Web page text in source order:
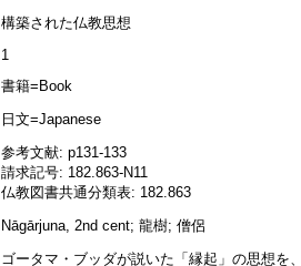
構築された仏教思想
1
書籍=Book
日文=Japanese
参考文献: p131-133
請求記号: 182.863-N11
仏教図書共通分類表: 182.863
Nāgārjuna, 2nd cent; 龍樹; 僧侶
ゴータマ・ブッダが説いた「縁起」の思想を